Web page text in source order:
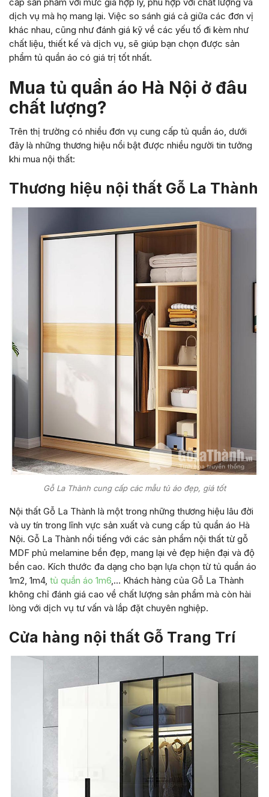
dịch vụ mà họ mang lại. Việc so sánh giá cả giữa các đơn vị
khác nhau, cũng như đánh giá kỹ về các yếu tố đi kèm như
chất liệu, thiết kế và dịch vụ, sẽ giúp bạn chọn được sản
phẩm tủ quần áo có giá trị tốt nhất.
Mua tủ quần áo Hà Nội ở đâu
chất lượng?
Trên thị trường có nhiều đơn vụ cung cấp tủ quần áo, dưới
đây là những thương hiệu nổi bật được nhiều người tin tưởng
khi mua nội thất:
Thương hiệu nội thất Gỗ La Thành
Gỗ La Thành cung cấp các mẫu tủ áo đẹp, giá tốt
Nội thất Gỗ La Thành là một trong những thương hiệu lâu đời
và uy tín trong lĩnh vực sản xuất và cung cấp tủ quần áo Hà
Nội. Gỗ La Thành nổi tiếng với các sản phẩm nội thất từ gỗ
MDF phủ melamine bền đẹp, mang lại vẻ đẹp hiện đại và độ
bền cao. Kích thước đa dạng cho bạn lựa chọn từ tủ quần áo
1m2, 1m4, tủ quần áo 1m6,… Khách hàng của Gỗ La Thành
không chỉ đánh giá cao về chất lượng sản phẩm mà còn hài
lòng với dịch vụ tư vấn và lắp đặt chuyên nghiệp.
Cửa hàng nội thất Gỗ Trang Trí